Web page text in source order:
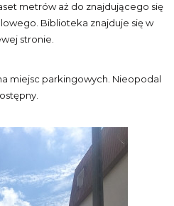
metrów aż do znajdującego się
Biblioteka znajduje się w
stronie.
miejsc parkingowych. Nieopodal